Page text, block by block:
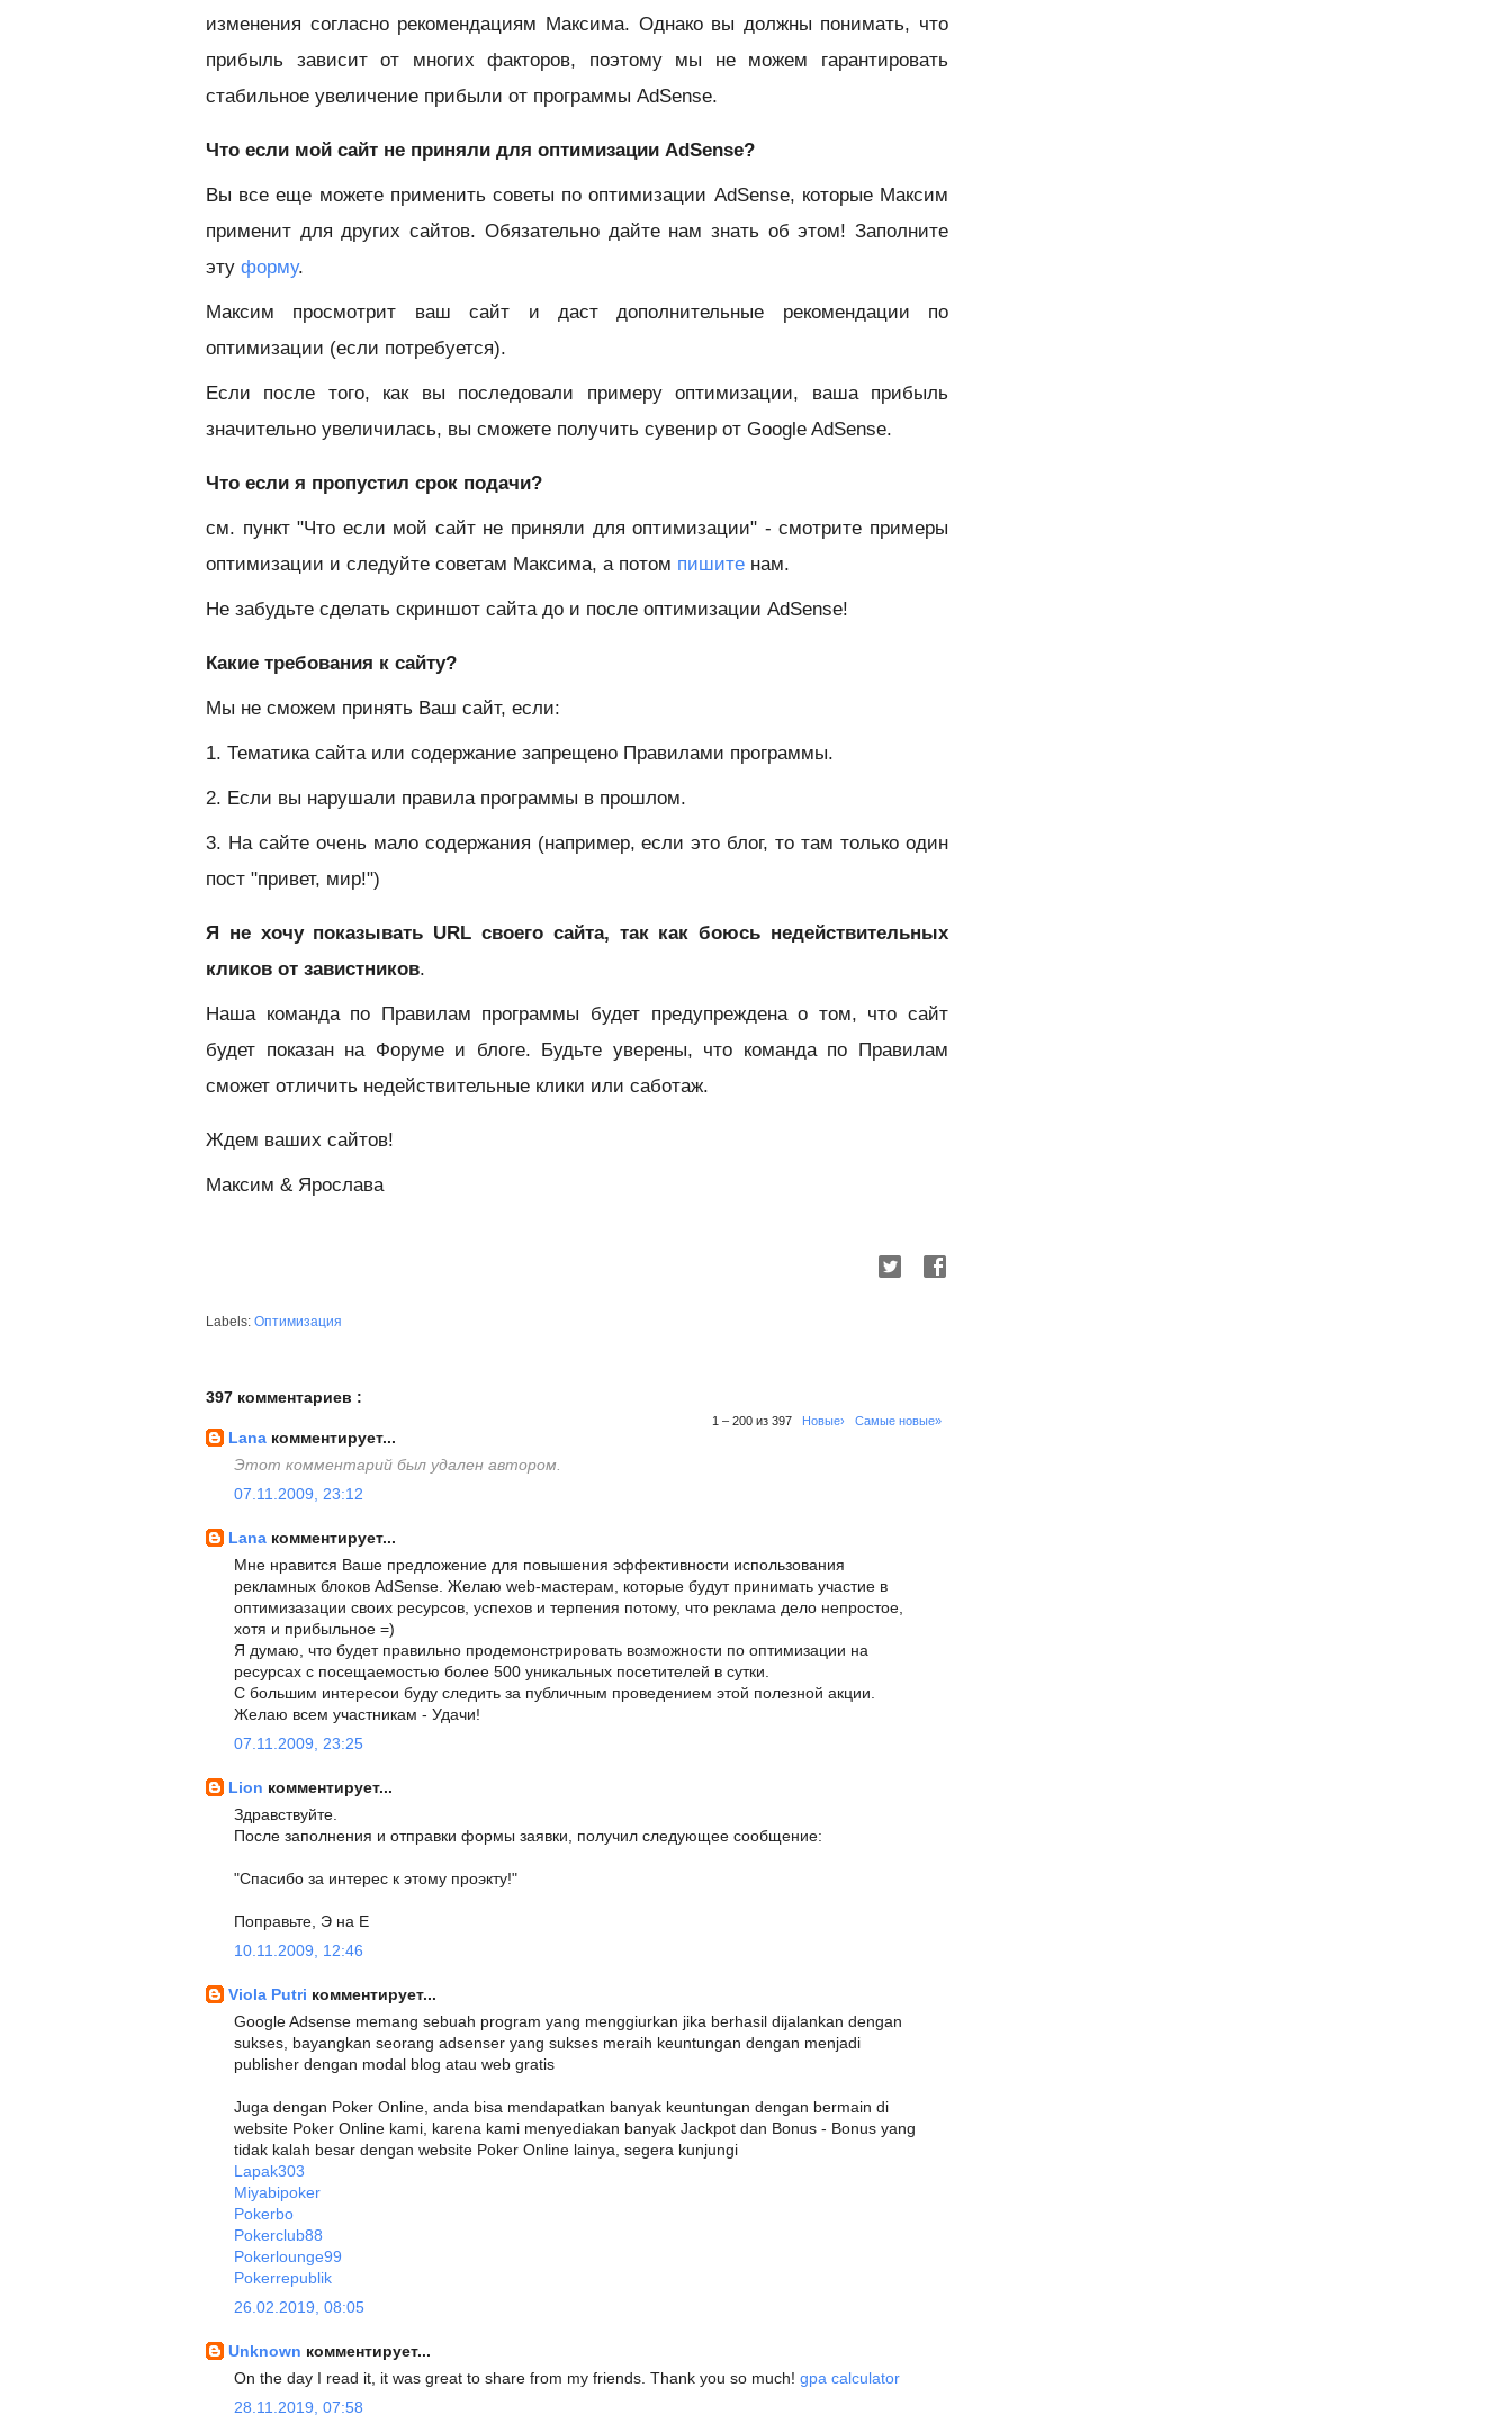
изменения согласно рекомендациям Максима. Однако вы должны понимать, что
прибыль зависит от многих факторов, поэтому мы не можем гарантировать
стабильное увеличение прибыли от программы AdSense.
Что если мой сайт не приняли для оптимизации AdSense?
Вы все еще можете применить советы по оптимизации AdSense, которые Максим
применит для других сайтов. Обязательно дайте нам знать об этом! Заполните
эту форму.
Максим просмотрит ваш сайт и даст дополнительные рекомендации по
оптимизации (если потребуется).
Если после того, как вы последовали примеру оптимизации, ваша прибыль
значительно увеличилась, вы сможете получить сувенир от Google AdSense.
Что если я пропустил срок подачи?
см. пункт "Что если мой сайт не приняли для оптимизации" - смотрите примеры
оптимизации и следуйте советам Максима, а потом пишите нам.
Не забудьте сделать скриншот сайта до и после оптимизации AdSense!
Какие требования к сайту?
Мы не сможем принять Ваш сайт, если:
1. Тематика сайта или содержание запрещено Правилами программы.
2. Если вы нарушали правила программы в прошлом.
3. На сайте очень мало содержания (например, если это блог, то там только один
пост "привет, мир!")
Я не хочу показывать URL своего сайта, так как боюсь недействительных
кликов от завистников.
Наша команда по Правилам программы будет предупреждена о том, что сайт
будет показан на Форуме и блоге. Будьте уверены, что команда по Правилам
сможет отличить недействительные клики или саботаж.
Ждем ваших сайтов!
Максим & Ярослава
Labels: Оптимизация
397 комментариев :
1 – 200 из 397 Новые› Самые новые»
Lana комментирует...
Этот комментарий был удален автором.
07.11.2009, 23:12
Lana комментирует...
Мне нравится Ваше предложение для повышения эффективности использования
рекламных блоков AdSense. Желаю web-мастерам, которые будут принимать участие в
оптимизазации своих ресурсов, успехов и терпения потому, что реклама дело непростое,
хотя и прибыльное =)
Я думаю, что будет правильно продемонстрировать возможности по оптимизации на
ресурсах с посещаемостью более 500 уникальных посетителей в сутки.
С большим интересои буду следить за публичным проведением этой полезной акции.
Желаю всем участникам - Удачи!
07.11.2009, 23:25
Lion комментирует...
Здравствуйте.
После заполнения и отправки формы заявки, получил следующее сообщение:
"Спасибо за интерес к этому проэкту!"
Поправьте, Э на Е
10.11.2009, 12:46
Viola Putri комментирует...
Google Adsense memang sebuah program yang menggiurkan jika berhasil dijalankan dengan
sukses, bayangkan seorang adsenser yang sukses meraih keuntungan dengan menjadi
publisher dengan modal blog atau web gratis
Juga dengan Poker Online, anda bisa mendapatkan banyak keuntungan dengan bermain di
website Poker Online kami, karena kami menyediakan banyak Jackpot dan Bonus - Bonus yang
tidak kalah besar dengan website Poker Online lainya, segera kunjungi
Lapak303
Miyabipoker
Pokerbo
Pokerclub88
Pokerlounge99
Pokerrepublik
26.02.2019, 08:05
Unknown комментирует...
On the day I read it, it was great to share from my friends. Thank you so much! gpa calculator
28.11.2019, 07:58